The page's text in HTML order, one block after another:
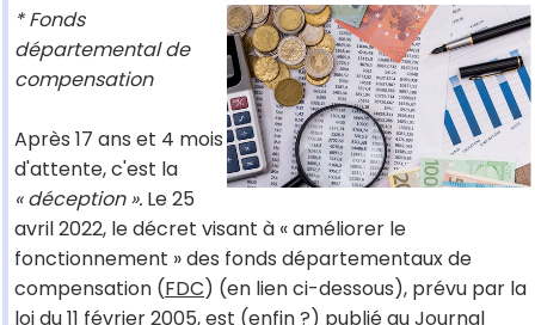
* Fonds
départemental de
compensation
Après 17 ans et 4 mois
d'attente, c'est la
« déception ». Le 25
avril 2022, le décret visant à « améliorer le
fonctionnement » des fonds départementaux de
compensation (FDC) (en lien ci-dessous), prévu par la
loi du 11 février 2005, est (enfin ?) publié au Journal